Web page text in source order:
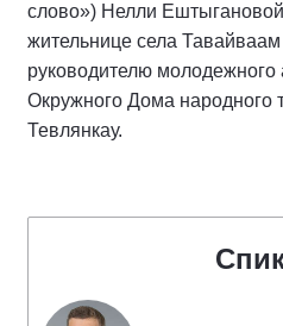
слово») Нелли
жительнице села
руководителю
Окружного Дома народного
Тевлянкау.